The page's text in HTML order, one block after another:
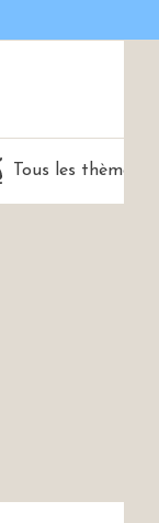
Tous les thèmes